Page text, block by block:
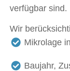
verfügbar sind.
Wir
Mikrolage
Baujahr,